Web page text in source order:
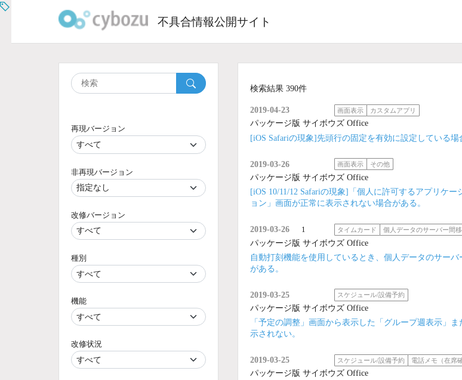
不具合情報公開サイト
検索結果 390件
2019-04-23 画面表示 カスタムアプリ
パッケージ版 サイボウズ Office
[iOS Safariの現象]先頭行の固定を有効に設定している
2019-03-26 画面表示 その他
パッケージ版 サイボウズ Office
[iOS 10/11/12 Safariの現象]「個人に許可するアプリケ
ョン」画面が正常に表示されない場合がある。
2019-03-26 1 タイムカード 個人データのサーバー間
パッケージ版 サイボウズ Office
自動打刻機能を使用しているとき、個人データのサー
がある。
2019-03-25 スケジュール/設備予約
パッケージ版 サイボウズ Office
「予定の調整」画面から表示した「グループ週表示」
示されない。
2019-03-25 スケジュール/設備予約 電話メモ（在席
パッケージ版 サイボウズ Office
再現バージョン
非再現バージョン
改修バージョン
種別
機能
改修状況